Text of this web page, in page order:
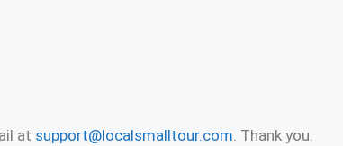
at support@localsmalltour.com. Thank you.